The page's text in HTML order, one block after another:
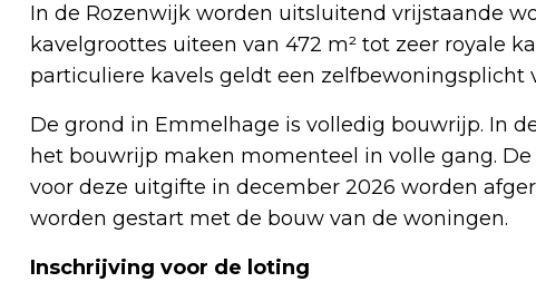
In de Rozenwijk worden uitsluitend vrijstaande
kavelgroottes uiteen van 472 m² tot zeer royale
particuliere kavels geldt een zelfbewoningsplicht
De grond in Emmelhage is volledig bouwrijp. In
het bouwrijp maken momenteel in volle gang.
voor deze uitgifte in december 2026 worden
worden gestart met de bouw van de woningen.
Inschrijving voor de loting